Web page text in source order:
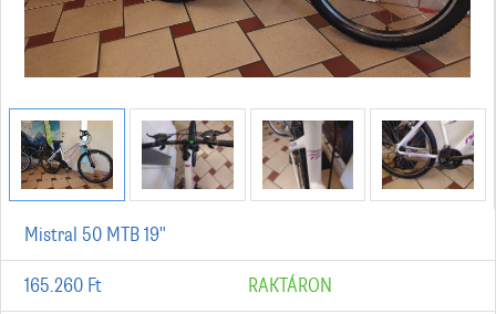
Mistral 50 MTB 19"
165.260 Ft RAKTÁRON